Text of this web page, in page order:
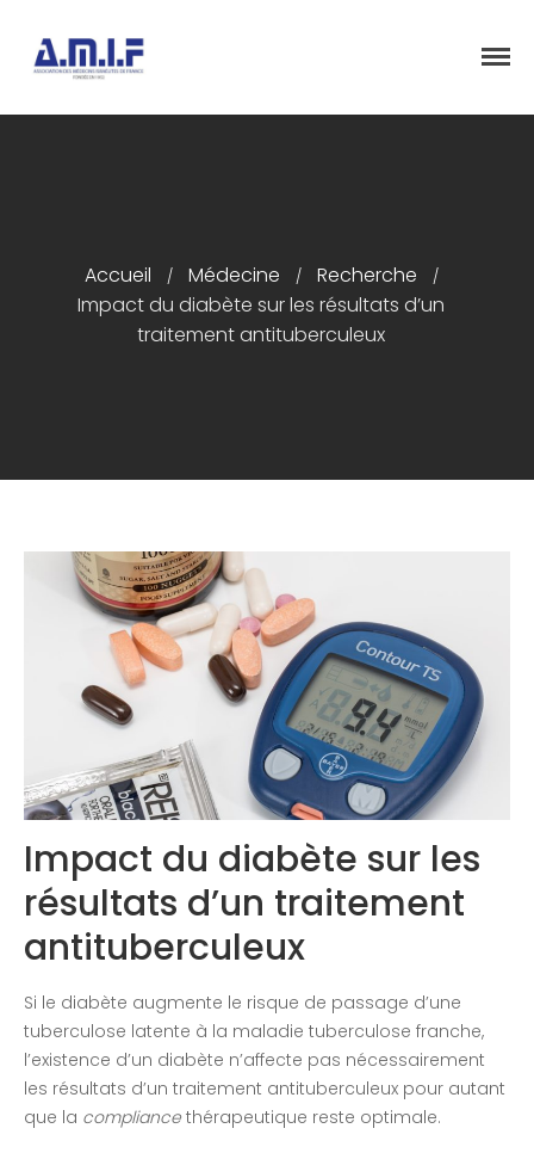
Articles
Événements
Congrès 2018
Accueil / Médecine / Recherche /
Impact du diabète sur les résultats d’un
traitement antituberculeux
Impact du diabète sur les
résultats d’un traitement
antituberculeux
Si le diabète augmente le risque de passage d’une
tuberculose latente à la maladie tuberculose franche,
l’existence d’un diabète n’affecte pas nécessairement
les résultats d’un traitement antituberculeux pour autant
que la compliancethérapeutique reste optimale.